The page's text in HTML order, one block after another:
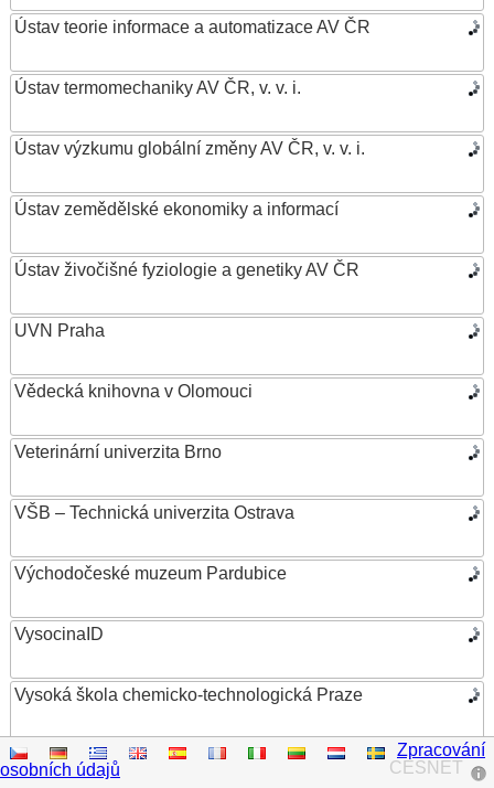
Ústav teorie informace a automatizace AV ČR
Ústav termomechaniky AV ČR, v. v. i.
Ústav výzkumu globální změny AV ČR, v. v. i.
Ústav zemědělské ekonomiky a informací
Ústav živočišné fyziologie a genetiky AV ČR
UVN Praha
Vědecká knihovna v Olomouci
Veterinární univerzita Brno
VŠB – Technická univerzita Ostrava
Východočeské muzeum Pardubice
VysocinaID
Vysoká škola chemicko-technologická Praze
Vysoká škola ekonomická v Praze
CESNET
Zpracování
osobních údajů